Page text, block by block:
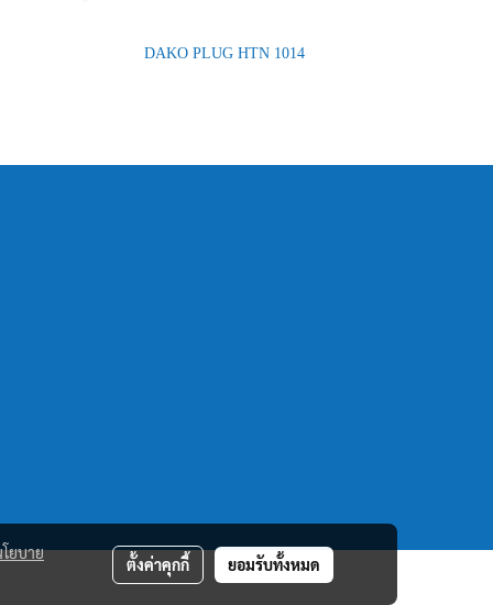
DAKO PLUG HTN 1014
ยบาย
ตั้งค่าคุกกี้ ยอมรับทั้งหมด